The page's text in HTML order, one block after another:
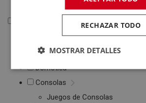
Accesorios Electrónica
Domótica
Consolas
Juegos de Consolas
RECHAZAR TODO
MOSTRAR DETALLES